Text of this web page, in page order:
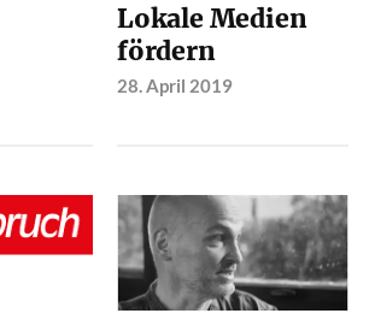
Lokale Medien
fördern
28. April 2019